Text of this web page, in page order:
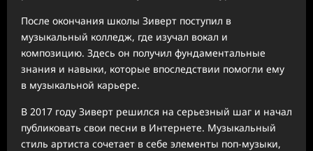
После окончания школы Зиверт поступил в
музыкальный колледж, где изучал вокал и
композицию. Здесь он получил фундаментальные
знания и навыки, которые впоследствии помогли ему
в музыкальной карьере.
В 2017 году Зиверт решился на серьезный шаг и начал
публиковать свои песни в Интернете. Музыкальный
стиль артиста сочетает в себе элементы поп-музыки,